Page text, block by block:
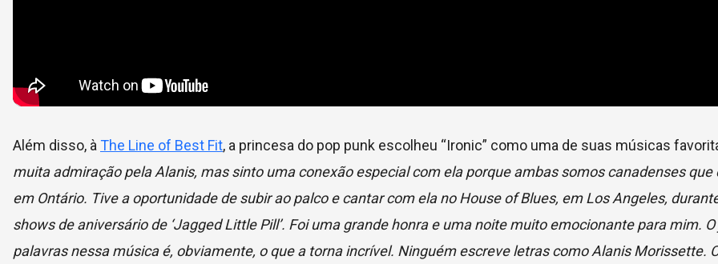
Além disso, à The Line of Best Fit, a princesa do pop punk escolheu “Ironic” como uma de suas músicas
muita admiração pela Alanis, mas sinto uma conexão especial com ela porque ambas somos canadenses que
em Ontário. Tive a oportunidade de subir ao palco e cantar com ela no House of Blues, em Los Angeles,
shows de aniversário de ‘Jagged Little Pill’. Foi uma grande honra e uma noite muito emocionante para mim.
palavras nessa música é, obviamente, o que a torna incrível. Ninguém escreve letras como Alanis Morissette.